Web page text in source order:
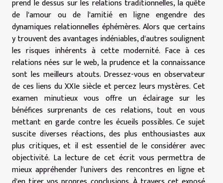
prend le dessus sur les relations traditionnelles, la quête
de l'amour ou de l'amitié en ligne engendre des
dynamiques relationnelles éphémères. Alors que certains
y trouvent des avantages indéniables, d'autres soulignent
les risques inhérents à cette modernité. Face à ces
relations nées sur le web, la prudence et la connaissance
sont les meilleurs atouts. Dressez-vous en observateur
de ces liens du XXIe siècle et percez leurs mystères. Cet
examen minutieux vous offre un éclairage sur les
bénéfices surprenants de ces relations, tout en vous
mettant en garde contre les écueils possibles. Ce sujet
suscite diverses réactions, des plus enthousiastes aux
plus critiques, et il est essentiel de le considérer avec
objectivité. La lecture de cet écrit vous permettra de
mieux appréhender l'univers des rencontres en ligne et